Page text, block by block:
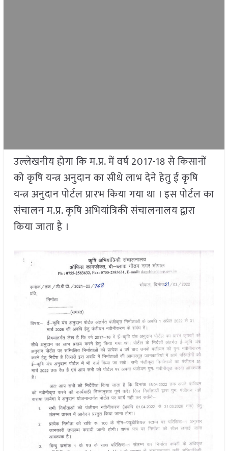
उल्लेखनीय होगा कि म.प्र. में वर्ष 2017-18 से किसानों
को कृषि यन्त्र अनुदान का सीधे लाभ देने हेतु ई कृषि
यन्त्र अनुदान पोर्टल प्रारभ किया गया था । इस पोर्टल का
संचालन म.प्र. कृषि अभियांत्रिकी संचालनालय द्वारा
किया जाता है ।